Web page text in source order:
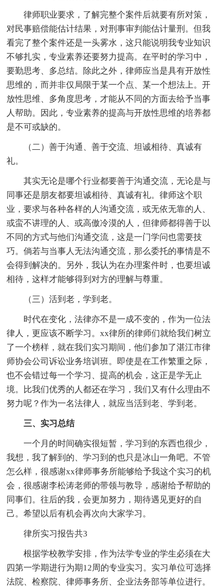
律师职业要求，了解完整个案件后就要有所对策，
对民事赔偿能估计结果，对刑事审判能估计量刑。但我
看完了整个案件还是一头雾水，这只能说明我专业知识
不够扎实，专业素养还要努力提高。在平时的学习中，
要勤思考、多总结。除此之外，律师应当是具有开放性
思维的，而并非仅局限于某一个点、某一个想法上。开
放性思维、多角度思考，才能从不同的方面去给予当事
人帮助。因此，专业素养的提高与开放性思维的培养都
是不可或缺的。
（二）善于沟通、善于交流、坦诚相待、真诚有
礼。
其实无论是哪个行业都要善于沟通交流，无论是与
同事还是朋友都要坦诚相待、真诚有礼。律师这个职
业，要求与各种各样的人沟通交流，或无依无靠的人、
或蛮不讲理的人、或高傲冷漠的人，但律师都得善于以
不同的方式与他们沟通交流，这是一门学问也需要技
巧。倘若与当事人无法沟通交流，那么委托的事情是不
会得到解决的。另外，我认为在办理案件时，也要坦诚
相待，这样才能够得到对方的理解与尊重。
（三）活到老，学到老。
时代在变化，法律亦不是一成不变的，作为一位法
律人，更应该不断学习。xx律所的律师们就给我们树立
了一个榜样，就在我们实习期间，他们参加了湛江市律
师协会公司诉讼业务培训班。即使是在工作繁重之际，
也不会错过每一个学习、提高的机会，这正是学无止
境。比我们优秀的人都还在学习，我们又有什么理由不
努力呢？作为一名法律人，就应当活到老、学到老。
三、实习总结
一个月的时间确实很短暂，学习到的东西也很少，
我想，我了解到的、学习到的也只是冰山一角吧。不管
怎么样，很感谢xx律师事务所能够给予我这个实习的机
会，很感谢李松涛老师的带领与教导，感谢给予帮助的
同事们。往后的我，会更加努力，期待遇见更好的自
己。希望以后有机会再次向大家学习。
律所实习报告共3
根据学校教学安排，作为法学专业的学生必须在大
四第一学期进行为期12周的专业实习。实习单位可选择
法院、检察院、律师事务所、企业法务部等单位进行。